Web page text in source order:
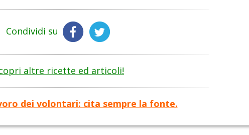
Condividi su
altre ricette ed articoli!
dei volontari: cita sempre la fonte.